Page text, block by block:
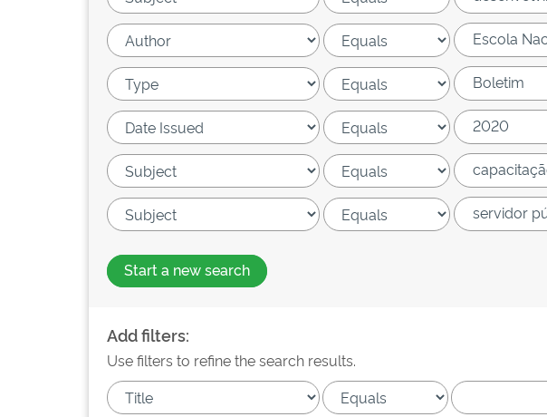
Start a new search
Add filters:
Use filters to refine the search results.